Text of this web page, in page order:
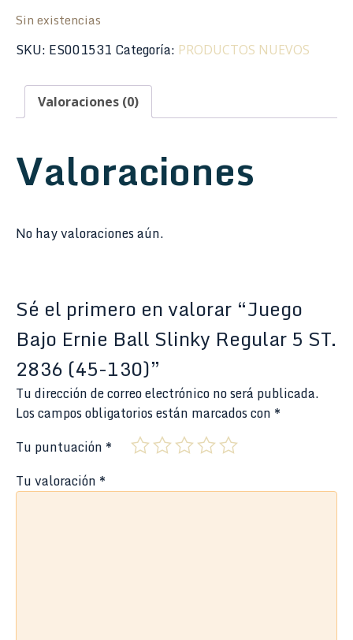
Sin existencias
SKU: ES001531 Categoría: PRODUCTOS NUEVOS
Valoraciones (0)
Valoraciones
No hay valoraciones aún.
Sé el primero en valorar “Juego
Bajo Ernie Ball Slinky Regular 5 ST.
2836 (45-130)”
Tu dirección de correo electrónico no será publicada.
Los campos obligatorios están marcados con *
Tu puntuación *
Tu valoración *